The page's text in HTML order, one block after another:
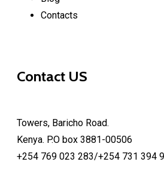
Contacts
Contact US
Towers, Baricho Road.
Kenya. P.O box 3881-00506
+254 769 023 283/+254 731 394